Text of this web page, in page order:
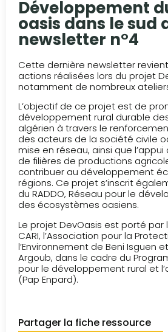
Développement
oasis dans le sud
newsletter n°4
Cette dernière newsletter
actions réalisées lors du projet
notamment de nombreux
L’objectif de ce projet est de
développement rural durable
algérien à travers le
des acteurs de la société civile
mise en réseau, ainsi que
de filières de productions
contribuer au développement
régions. Ce projet s’inscrit
du RADDO, Réseau pour le
des écosystèmes oasiens.
Le projet DevOasis est porté par
CARI, l’Association pour la
l’Environnement de Beni Isguen
Argoub, dans le cadre du
pour le développement rural et
(Pap Enpard).
Partager la fiche ressource